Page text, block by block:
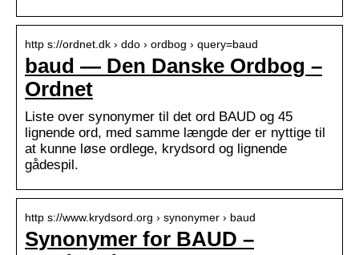
http s://ordnet.dk › ddo › ordbog › query=baud
baud — Den Danske Ordbog –
Ordnet
Liste over synonymer til det ord BAUD og 45
lignende ord, med samme længde der er nyttige til
at kunne løse ordlege, krydsord og lignende
gådespil.
http s://www.krydsord.org › synonymer › baud
Synonymer for BAUD –